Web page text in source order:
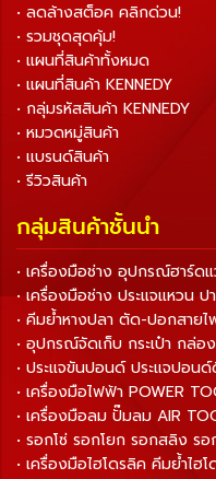
• ลดล้างสต็อค คลิกด่วน!
• รวมชุดสุดคุ้ม!
• แผนที่สินค้าทั้งหมด
• แผนที่สินค้า KENNEDY
• กลุ่มรหัสสินค้า KENNEDY
• หมวดหมู่สินค้า
• แบรนด์สินค้า
• รีวิวสินค้า
กลุ่มสินค้าชั้นนำ
• เครื่องมือช่าง อุปกรณ์ฮาร์ด
• เครื่องมือช่าง ประแจแหวน
• คีมย้ำหางปลา ตัด-ปอกสายไ
• อุปกรณ์จัดเก็บ กระเป๋า กล่อ
• ประแจขันปอนด์ ประแจปอน
• เครื่องมือไฟฟ้า POWER
• เครื่องมือลม ปั๊มลม AIR
• รอกโซ่ รอกโยก รอกสลิง รอ
• เครื่องมือไฮโดรลิค คีมย้ำไฮ